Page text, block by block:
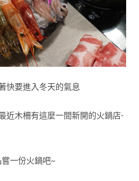
快要進入冬天的氣息
近木柵有這麼一間新開的火鍋店-
一份火鍋吧~